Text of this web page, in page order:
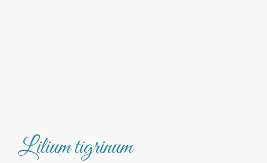
Lilium tigrinum